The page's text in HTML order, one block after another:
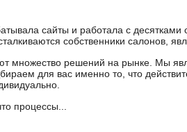
сайты и работала с десятками
собственники салонов,
множество решений на рынке. Мы
для вас именно то, что
процессы...